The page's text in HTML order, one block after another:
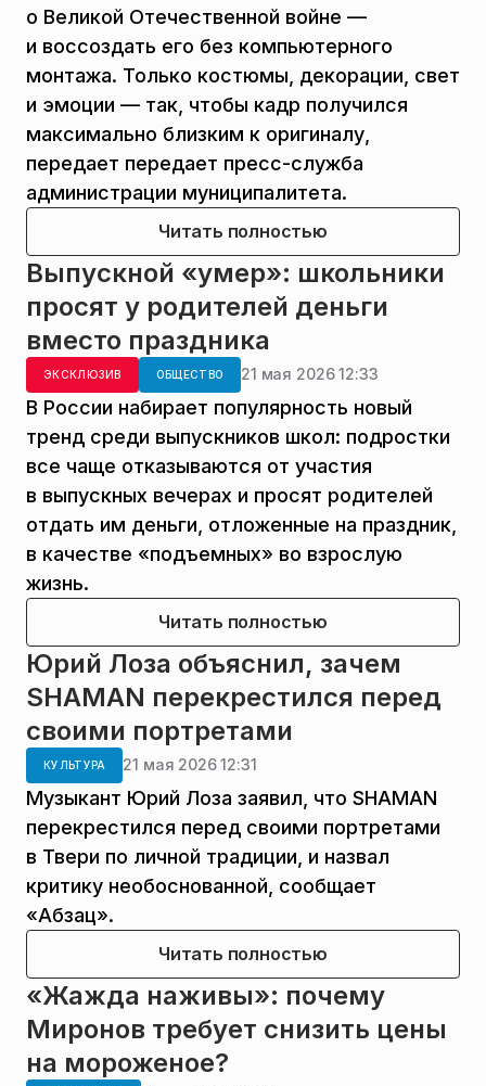
о Великой Отечественной войне —
и воссоздать его без компьютерного
монтажа. Только костюмы, декорации, свет
и эмоции — так, чтобы кадр получился
максимально близким к оригиналу,
передает передает пресс-служба
администрации муниципалитета.
Читать полностью
Выпускной «умер»: школьники
просят у родителей деньги
вместо праздника
ЭКСКЛЮЗИВ ОБЩЕСТВО 21 мая 2026 12:33
В России набирает популярность новый
тренд среди выпускников школ: подростки
все чаще отказываются от участия
в выпускных вечерах и просят родителей
отдать им деньги, отложенные на праздник,
в качестве «подъемных» во взрослую
жизнь.
Читать полностью
Юрий Лоза объяснил, зачем
SHAMAN перекрестился перед
своими портретами
КУЛЬТУРА 21 мая 2026 12:31
Музыкант Юрий Лоза заявил, что SHAMAN
перекрестился перед своими портретами
в Твери по личной традиции, и назвал
критику необоснованной, сообщает
«Абзац».
Читать полностью
«Жажда наживы»: почему
Миронов требует снизить цены
на мороженое?